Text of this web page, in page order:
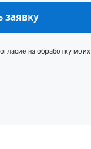
заявку
на обработку моих